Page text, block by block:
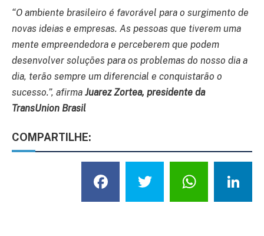
“O ambiente brasileiro é favorável para o surgimento de
novas ideias e empresas. As pessoas que tiverem uma
mente empreendedora e perceberem que podem
desenvolver soluções para os problemas do nosso dia a
dia, terão sempre um diferencial e conquistarão o
sucesso.”, afirma Juarez Zortea, presidente da
TransUnion Brasil
COMPARTILHE:
Facebook
Twitter